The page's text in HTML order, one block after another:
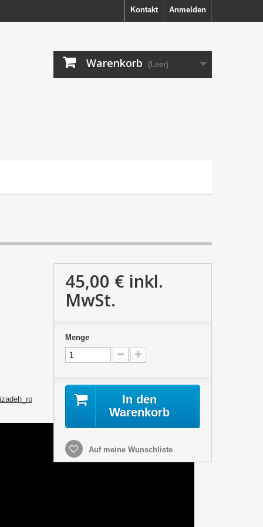
Anmelden
Kontakt
Warenkorb (Leer)
45,00 € inkl.
MwSt.
Menge
In den
Warenkorb
Auf meine Wunschliste